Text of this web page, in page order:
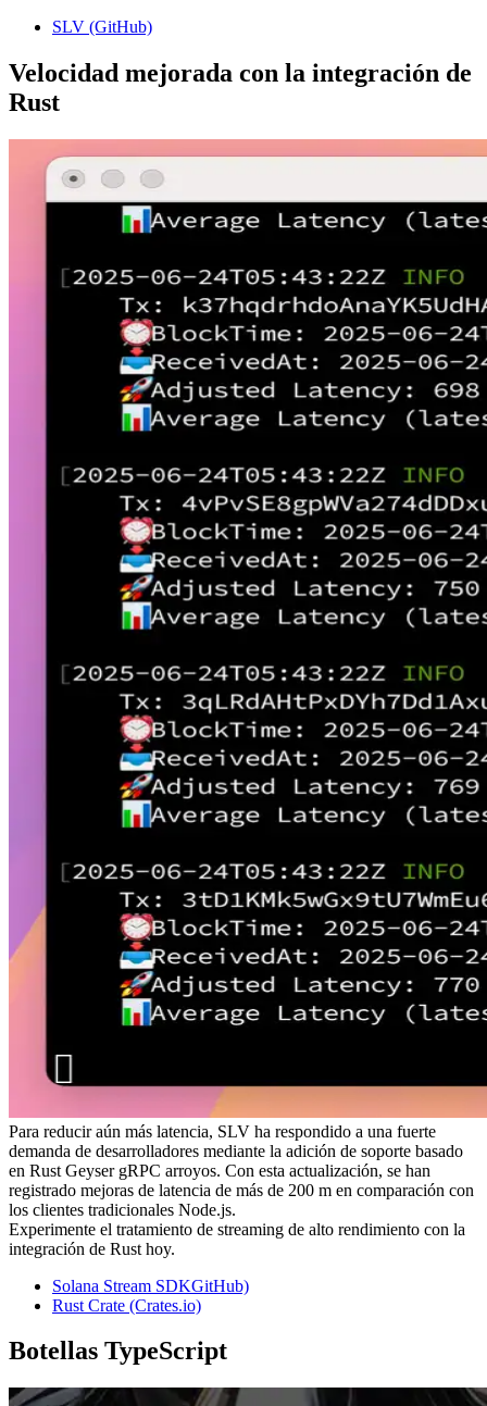
SLV (GitHub)
Velocidad mejorada con la integración de
Rust
Para reducir aún más latencia, SLV ha respondido a una fuerte
demanda de desarrolladores mediante la adición de soporte basado
en Rust Geyser gRPC arroyos. Con esta actualización, se han
registrado mejoras de latencia de más de 200 m en comparación con
los clientes tradicionales Node.js.
Experimente el tratamiento de streaming de alto rendimiento con la
integración de Rust hoy.
Solana Stream SDKGitHub)
Rust Crate (Crates.io)
Botellas TypeScript